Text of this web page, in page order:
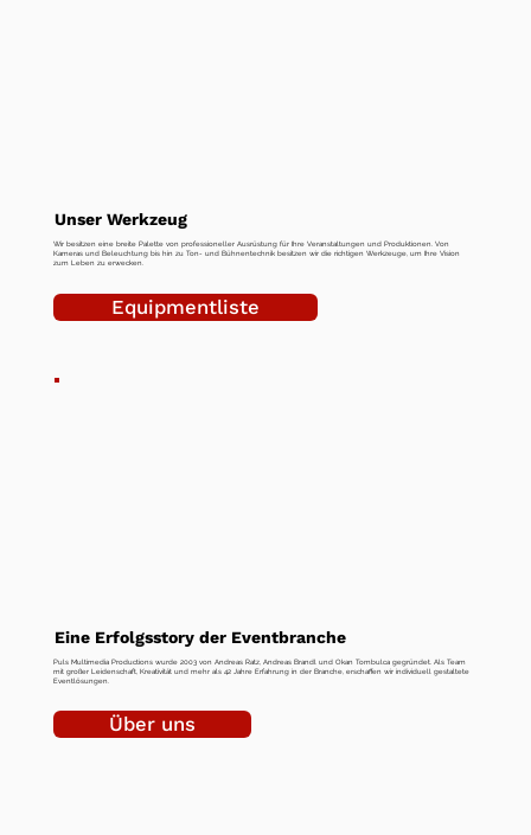
Unser Werkzeug
Wir besitzen eine breite Palette von professioneller Ausrüstung für Ihre Veranstaltungen und Produktionen. Von
Kameras und Beleuchtung bis hin zu Ton- und Bühnentechnik besitzen wir die richtigen Werkzeuge, um Ihre Vision
zum Leben zu erwecken.
Equipmentliste
Eine Erfolgsstory der Eventbranche
Puls Multimedia Productions wurde 2003 von Andreas Ratz, Andreas Brandl und Okan Tombulca gegründet. Als Team
mit großer Leidenschaft, Kreativität und mehr als 42 Jahre Erfahrung in der Branche, erschaffen wir individuell gestaltete
Eventlösungen.
Über uns